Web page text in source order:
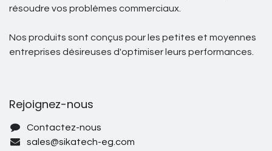
résoudre vos problèmes commerciaux.
Nos produits sont conçus pour les petites et moyennes
entreprises désireuses d'optimiser leurs performances.
Rejoignez-nous
Contactez-nous
sales@sikatech-eg.com